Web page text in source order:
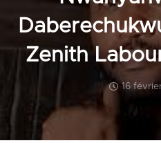
Zenith
16